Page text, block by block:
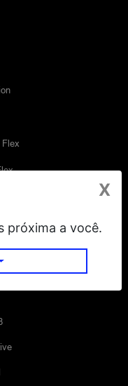
X
próxima a você.